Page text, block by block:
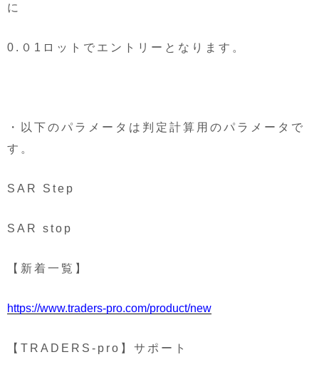
に
0.０1ロットでエントリーとなります。
・以下のパラメータは判定計算用のパラメータで
す。
SAR Step
SAR stop
【新着一覧】
https://www.traders-pro.com/product/new
【TRADERS-pro】サポート